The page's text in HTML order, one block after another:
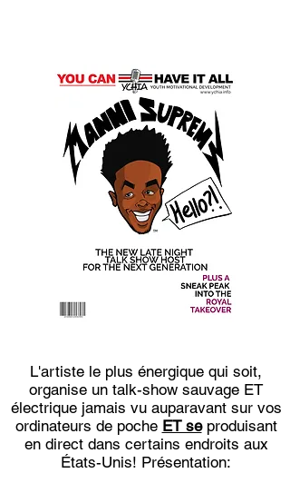
L'artiste le plus énergique qui soit,
organise un talk-show sauvage ET
électrique jamais vu auparavant sur vos
ordinateurs de poche ET seproduisant
en direct dans certains endroits aux
États-Unis! Présentation: